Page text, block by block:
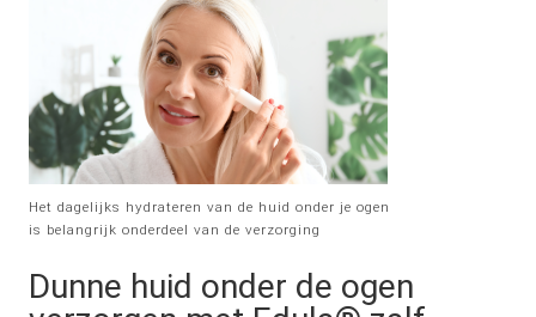
Het dagelijks hydrateren van de huid onder je ogen
is belangrijk onderdeel van de verzorging
Dunne huid onder de ogen